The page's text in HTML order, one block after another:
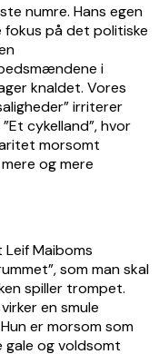
numre. Hans egen
på det politiske
i
knaldet. Vores
irriterer
cykelland”, hvor
morsomt
og mere
Maiboms
som man skal
spiller trompet.
en smule
er morsom som
gale og voldsomt